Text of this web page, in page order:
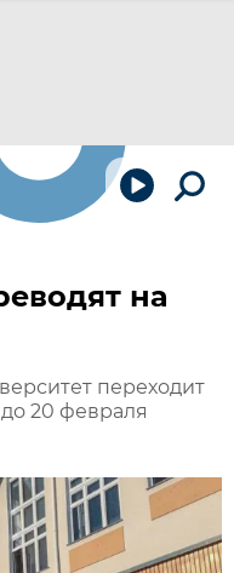
на
переходит
20 февраля